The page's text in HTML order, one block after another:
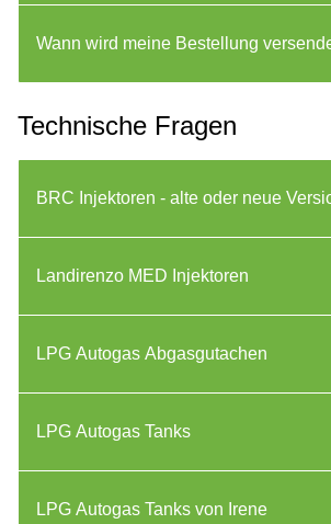
Wann wird meine Bestellung
Technische Fragen
BRC Injektoren - alte oder neue
Landirenzo MED Injektoren
LPG Autogas Abgasgutachen
LPG Autogas Tanks
LPG Autogas Tanks von Irene